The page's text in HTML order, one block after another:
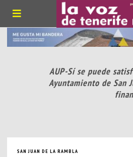
AUP-Sí se puede
Ayuntamiento de San
SAN JUAN DE LA RAMBLA